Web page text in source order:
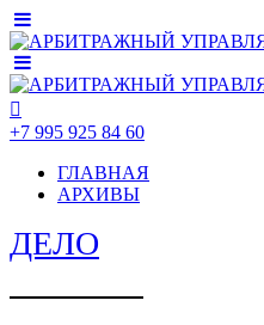
+7 995 925 84 60
ГЛАВНАЯ
АРХИВЫ
ДЕЛО